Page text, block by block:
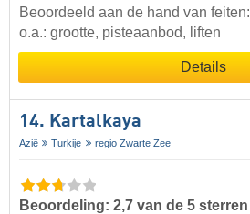
Beoordeeld aan de hand van feiten:
o.a.: grootte, pisteaanbod, liften
Details
14. Kartalkaya
Azië Turkije regio Zwarte Zee
Beoordeling: 2,7 van de 5 sterren